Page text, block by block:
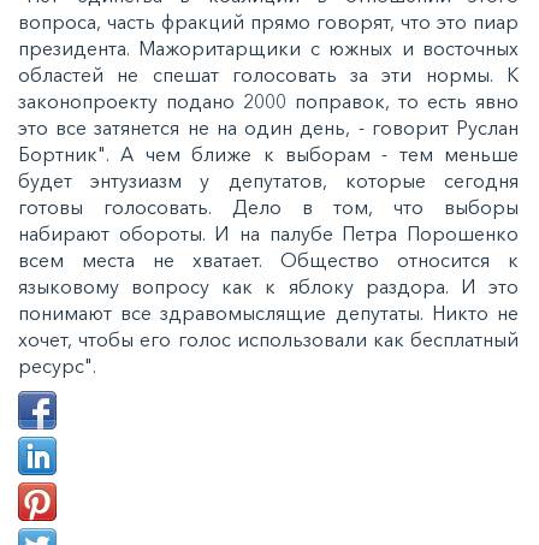
вопроса, часть фракций прямо говорят, что это пиар
президента. Мажоритарщики с южных и восточных
областей не спешат голосовать за эти нормы. К
законопроекту подано 2000 поправок, то есть явно
это все затянется не на один день, - говорит Руслан
Бортник". А чем ближе к выборам - тем меньше
будет энтузиазм у депутатов, которые сегодня
готовы голосовать. Дело в том, что выборы
набирают обороты. И на палубе Петра Порошенко
всем места не хватает. Общество относится к
языковому вопросу как к яблоку раздора. И это
понимают все здравомыслящие депутаты. Никто не
хочет, чтобы его голос использовали как бесплатный
ресурс".